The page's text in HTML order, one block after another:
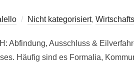
Nicht kategorisiert,
Abfindung, Ausschluss &
Häufig sind es Formalia,